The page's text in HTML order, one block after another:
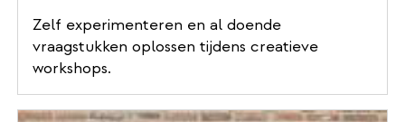
Zelf experimenteren en al doende
vraagstukken oplossen tijdens creatieve
workshops.